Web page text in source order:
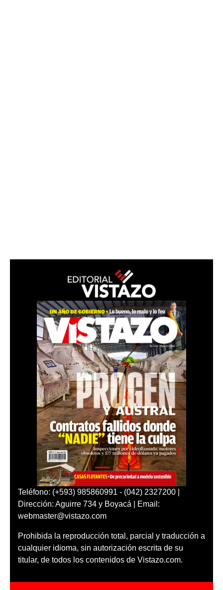
Teléfono: (+593) 985860991 - (042) 2327200 |
Dirección: Aguirre 734 y Boyacá | Email:
webmaster@vistazo.com
Prohibida la reproducción total, parcial y traducción a
cualquier idioma, sin autorización escrita de su
titular, de todos los contenidos de Vistazo.com.